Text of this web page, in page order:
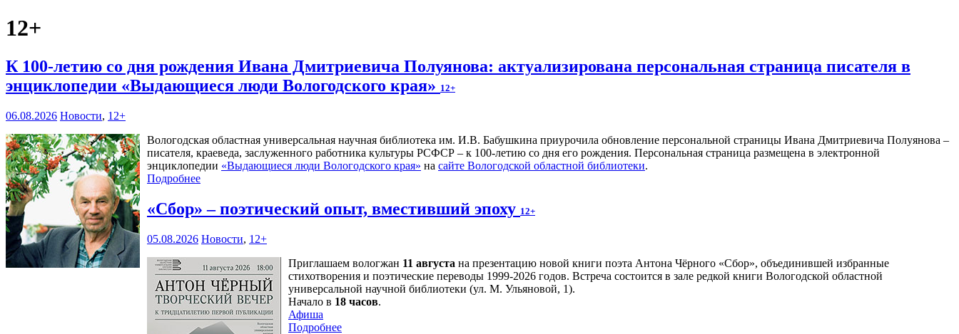
12+
К 100-летию со дня рождения Ивана Дмитриевича Полуянова: актуализирована персональная страница писателя в
энциклопедии «Выдающиеся люди Вологодского края» 12+
06.08.2026 Новости, 12+
Вологодская областная универсальная научная библиотека им. И.В. Бабушкина приурочила обновление персональной страницы Ивана Дмитриевича Полуянова –
писателя, краеведа, заслуженного работника культуры РСФСР – к 100‑летию со дня его рождения. Персональная страница размещена в электронной
энциклопедии «Выдающиеся люди Вологодского края» на сайте Вологодской областной библиотеки.
Подробнее
«Сбор» – поэтический опыт, вместивший эпоху 12+
05.08.2026 Новости, 12+
Приглашаем вологжан 11 августа на презентацию новой книги поэта Антона Чёрного «Сбор», объединившей избранные
стихотворения и поэтические переводы 1999-2026 годов. Встреча состоится в зале редкой книги Вологодской областной
универсальной научной библиотеки (ул. М. Ульяновой, 1).
Начало в 18 часов.
Афиша
Подробнее